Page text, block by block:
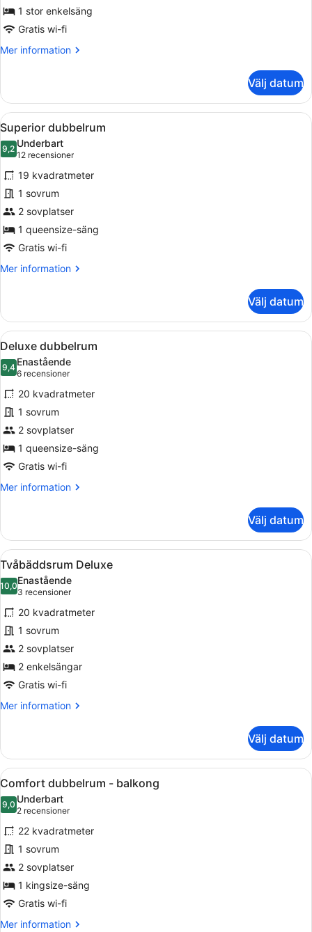
1 stor enkelsäng
Gratis wi-fi
Mer information
Mer
enkelrum
Välj datum
Öppna
alla
foton
för
Superior
dubbelrum
Ett modernt hotellrum med en
8
Superior dubbelrum
9,29,2 av 10
Underbart
12 recensioner
(12 recensioner)
19 kvadratmeter
1 sovrum
2 sovplatser
1 queensize-säng
Gratis wi-fi
Mer information
Mer
dubbelrum
Välj datum
Öppna
alla
foton
för
Deluxe
dubbelrum
Ett modernt hotellrum med en
9
Deluxe dubbelrum
9,49,4 av 10
Enastående
6 recensioner
(6 recensioner)
20 kvadratmeter
1 sovrum
2 sovplatser
1 queensize-säng
Gratis wi-fi
Mer information
Mer
dubbelrum
Välj datum
Öppna
alla
foton
för
Tvåbäddsrum
Deluxe
Ett hotellrum med en säng, ett
10
Tvåbäddsrum Deluxe
10,010,0 av 10
Enastående
3 recensioner
(3 recensioner)
20 kvadratmeter
1 sovrum
2 sovplatser
2 enkelsängar
Gratis wi-fi
Mer information
Mer
Deluxe
Välj datum
Öppna
alla
foton
för
Comfort
dubbelrum
-
balkong
Ett modernt hotellrum med en
9
Comfort dubbelrum - balkong
9,09,0 av 10
Underbart
2 recensioner
(2 recensioner)
22 kvadratmeter
1 sovrum
2 sovplatser
1 kingsize-säng
Gratis wi-fi
Mer information
Mer